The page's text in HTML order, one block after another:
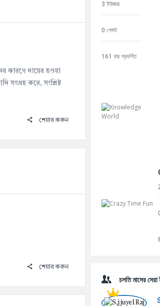
কারণে দায়ের হওয়া
সংগ্রহ করে, সংশ্লিষ্ট
শেয়ার করুন
শেয়ার করুন
3 ইউজার
0 পোস্ট
161 বার প্রদর্শিত
চলতি মাসের